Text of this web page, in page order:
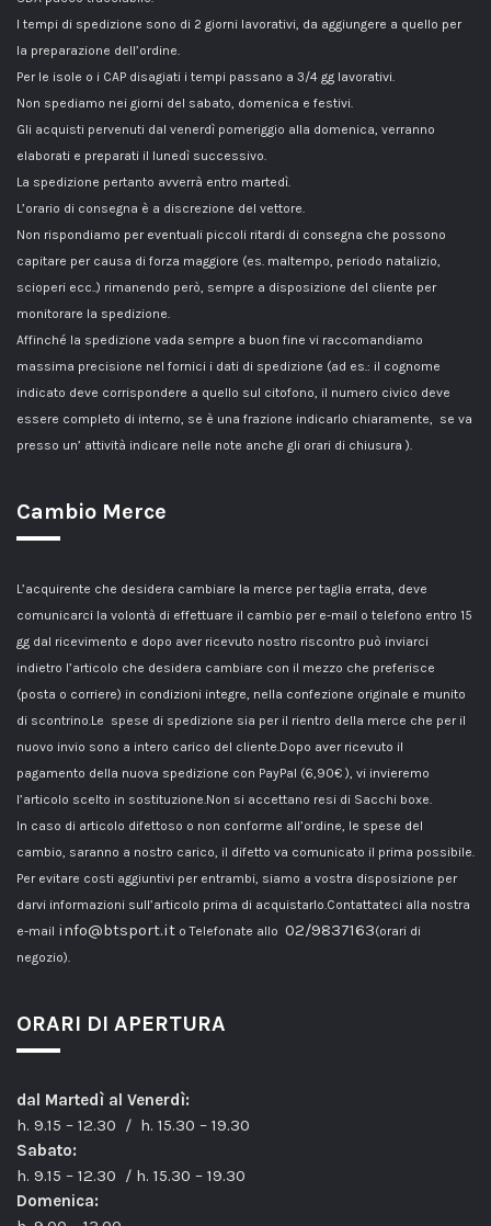
I tempi di spedizione sono di 2 giorni lavorativi, da aggiungere a quello per
la preparazione dell’ordine.
Per le isole o i CAP disagiati i tempi passano a 3/4 gg lavorativi.
Non spediamo nei giorni del sabato, domenica e festivi.
Gli acquisti pervenuti dal venerdì pomeriggio alla domenica, verranno
elaborati e preparati il lunedì successivo.
La spedizione pertanto avverrà entro martedì.
L’orario di consegna è a discrezione del vettore.
Non rispondiamo per eventuali piccoli ritardi di consegna che possono
capitare per causa di forza maggiore (es. maltempo, periodo natalizio,
scioperi ecc..) rimanendo però, sempre a disposizione del cliente per
monitorare la spedizione.
Affinché la spedizione vada sempre a buon fine vi raccomandiamo
massima precisione nel fornici i dati di spedizione (ad es.: il cognome
indicato deve corrispondere a quello sul citofono, il numero civico deve
essere completo di interno, se è una frazione indicarlo chiaramente, se va
presso un’ attività indicare nelle note anche gli orari di chiusura ).
Cambio Merce
L’acquirente che desidera cambiare la merce per taglia errata, deve
comunicarci la volontà di effettuare il cambio per e-mail o telefono entro 15
gg dal ricevimento e dopo aver ricevuto nostro riscontro può inviarci
indietro l’articolo che desidera cambiare con il mezzo che preferisce
(posta o corriere) in condizioni integre, nella confezione originale e munito
di scontrino.Le spese di spedizione sia per il rientro della merce che per il
nuovo invio sono a intero carico del cliente.Dopo aver ricevuto il
pagamento della nuova spedizione con PayPal (6,90€ ), vi invieremo
l’articolo scelto in sostituzione.Non si accettano resi di Sacchi boxe.
In caso di articolo difettoso o non conforme all’ordine, le spese del
cambio, saranno a nostro carico, il difetto va comunicato il prima possibile.
Per evitare costi aggiuntivi per entrambi, siamo a vostra disposizione per
darvi informazioni sull’articolo prima di acquistarlo.Contattateci alla nostra
e-mail info@btsport.it o Telefonate allo 02/9837163(orari di
negozio).
ORARI DI APERTURA
dal Martedì al Venerdì:
h. 9.15 – 12.30 / h. 15.30 – 19.30
Sabato:
h. 9.15 – 12.30 / h. 15.30 – 19.30
Domenica: